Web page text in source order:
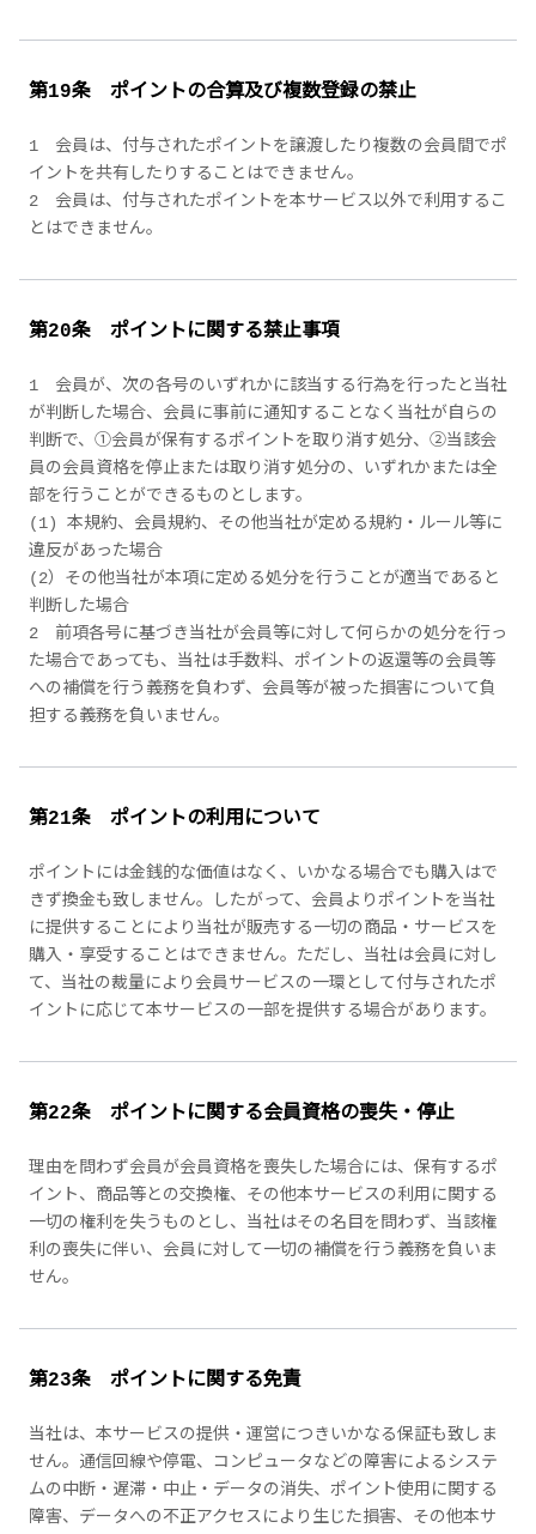
第19条 ポイントの合算及び複数登録の禁止
1 会員は、付与されたポイントを譲渡したり複数の会員間でポ
イントを共有したりすることはできません。
2 会員は、付与されたポイントを本サービス以外で利用するこ
とはできません。
第20条 ポイントに関する禁止事項
1 会員が、次の各号のいずれかに該当する行為を行ったと当社
が判断した場合、会員に事前に通知することなく当社が自らの
判断で、①会員が保有するポイントを取り消す処分、②当該会
員の会員資格を停止または取り消す処分の、いずれかまたは全
部を行うことができるものとします。
(1) 本規約、会員規約、その他当社が定める規約・ルール等に
違反があった場合
(2）その他当社が本項に定める処分を行うことが適当であると
判断した場合
2 前項各号に基づき当社が会員等に対して何らかの処分を行っ
た場合であっても、当社は手数料、ポイントの返還等の会員等
への補償を行う義務を負わず、会員等が被った損害について負
担する義務を負いません。
第21条 ポイントの利用について
ポイントには金銭的な価値はなく、いかなる場合でも購入はで
きず換金も致しません。したがって、会員よりポイントを当社
に提供することにより当社が販売する一切の商品・サービスを
購入・享受することはできません。ただし、当社は会員に対し
て、当社の裁量により会員サービスの一環として付与されたポ
イントに応じて本サービスの一部を提供する場合があります。
第22条 ポイントに関する会員資格の喪失・停止
理由を問わず会員が会員資格を喪失した場合には、保有するポ
イント、商品等との交換権、その他本サービスの利用に関する
一切の権利を失うものとし、当社はその名目を問わず、当該権
利の喪失に伴い、会員に対して一切の補償を行う義務を負いま
せん。
第23条 ポイントに関する免責
当社は、本サービスの提供・運営につきいかなる保証も致しま
せん。通信回線や停電、コンピュータなどの障害によるシステ
ムの中断・遅滞・中止・データの消失、ポイント使用に関する
障害、データへの不正アクセスにより生じた損害、その他本サ